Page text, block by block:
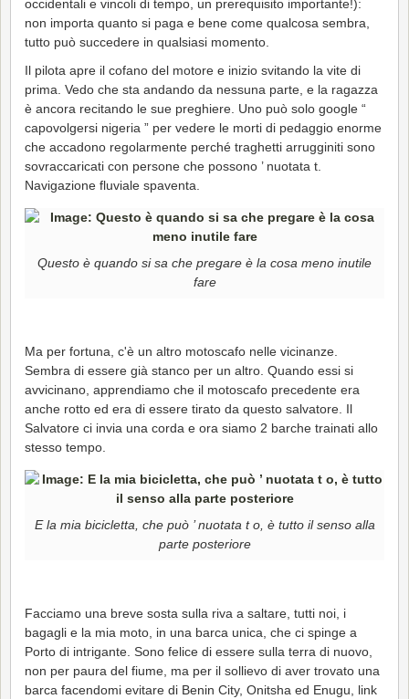
occidentali e vincoli di tempo, un prerequisito importante!):
non importa quanto si paga e bene come qualcosa sembra,
tutto può succedere in qualsiasi momento.
Il pilota apre il cofano del motore e inizio svitando la vite di
prima. Vedo che sta andando da nessuna parte, e la ragazza
è ancora recitando le sue preghiere. Uno può solo google “
capovolgersi nigeria ” per vedere le morti di pedaggio enorme
che accadono regolarmente perché traghetti arrugginiti sono
sovraccaricati con persone che possono ’ nuotata t.
Navigazione fluviale spaventa.
Questo è quando si sa che pregare è la cosa meno inutile
fare
Ma per fortuna, c'è un altro motoscafo nelle vicinanze.
Sembra di essere già stanco per un altro. Quando essi si
avvicinano, apprendiamo che il motoscafo precedente era
anche rotto ed era di essere tirato da questo salvatore. Il
Salvatore ci invia una corda e ora siamo 2 barche trainati allo
stesso tempo.
E la mia bicicletta, che può ’ nuotata t o, è tutto il senso alla
parte posteriore
Facciamo una breve sosta sulla riva a saltare, tutti noi, i
bagagli e la mia moto, in una barca unica, che ci spinge a
Porto di intrigante. Sono felice di essere sulla terra di nuovo,
non per paura del fiume, ma per il sollievo di aver trovato una
barca facendomi evitare di Benin City, Onitsha ed Enugu, link